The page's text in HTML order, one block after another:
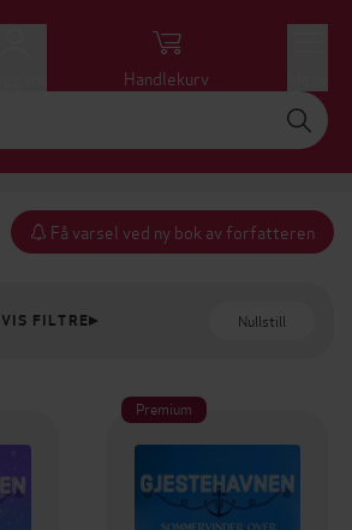
Handlekurv
Få varsel ved ny bok av forfatteren
VIS FILTRE Nullstill
Premium